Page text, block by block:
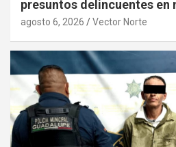
presuntos delincuentes en
agosto 6, 2026 Vector Norte